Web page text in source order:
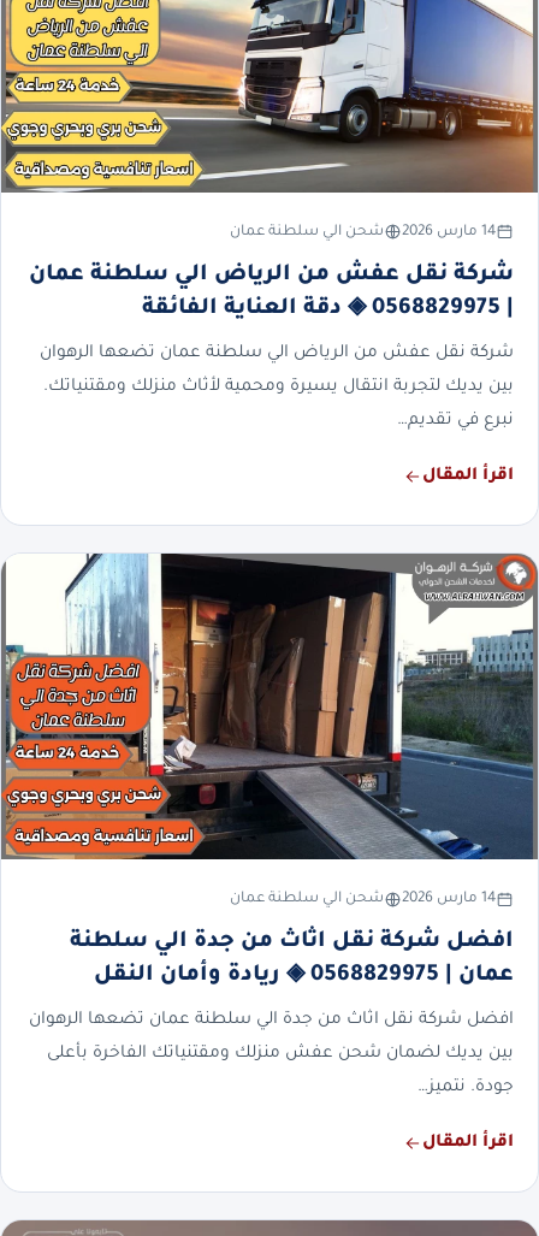
14 مارس 2026 شحن الي سلطنة عمان
شركة نقل عفش من الرياض الي سلطنة عمان
شركة نقل عفش من الرياض الي سلطنة عمان تضعها الرهوان
بين يديك لتجربة انتقال يسيرة ومحمية لأثاث منزلك ومقتنياتك.
نبرع في تقديم…
اقرأ المقال
14 مارس 2026 شحن الي سلطنة عمان
افضل شركة نقل اثاث من جدة الي سلطنة
عمان | 0568829975 ◈ ريادة وأمان النقل
افضل شركة نقل اثاث من جدة الي سلطنة عمان تضعها الرهوان
بين يديك لضمان شحن عفش منزلك ومقتنياتك الفاخرة بأعلى
جودة. نتميز…
اقرأ المقال